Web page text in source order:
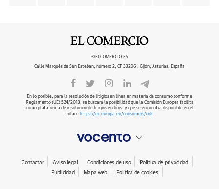
©ELCOMERCIO.ES
Calle Marqués de San Esteban, número 2, CP 33206 , Gijón, Asturias, España
En lo posible, para la resolución de litigios en línea en materia de consumo conforme
Reglamento (UE) 524/2013, se buscará la posibilidad que la Comisión Europea facilita
como plataforma de resolución de litigios en línea y que se encuentra disponible en el
enlace https://ec.europa.eu/consumers/odr.
Contactar Aviso legal Condiciones de uso
Política de privacidad
Publicidad
Mapa web Política de cookies